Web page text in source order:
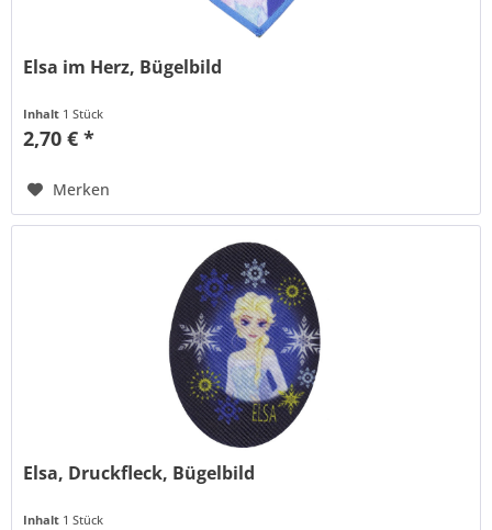
Elsa im Herz, Bügelbild
Inhalt 1 Stück
2,70 € *
Merken
Elsa, Druckfleck, Bügelbild
Inhalt 1 Stück